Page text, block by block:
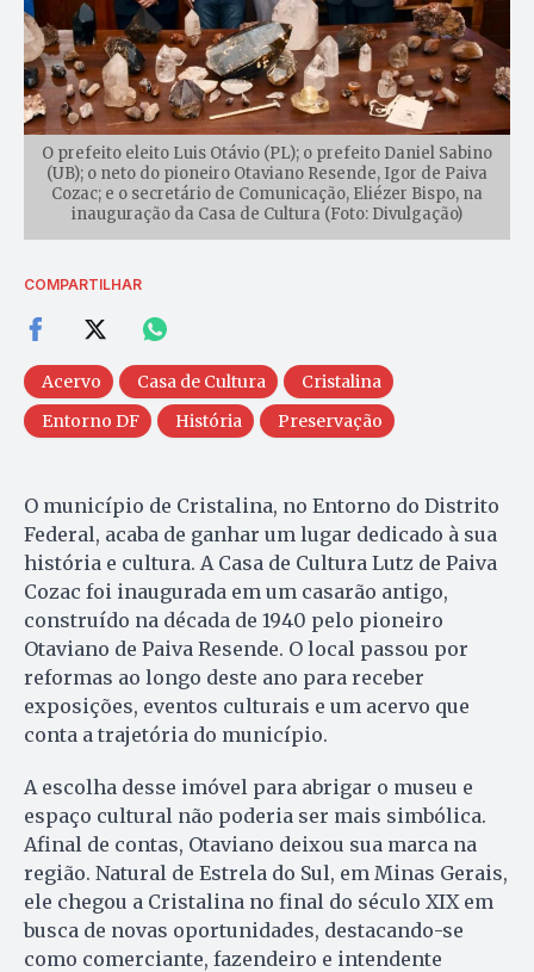
O prefeito eleito Luis Otávio (PL); o prefeito Daniel Sabino
(UB); o neto do pioneiro Otaviano Resende, Igor de Paiva
Cozac; e o secretário de Comunicação, Eliézer Bispo, na
inauguração da Casa de Cultura (Foto: Divulgação)
COMPARTILHAR
Acervo Casa de Cultura
Cristalina
Entorno DF
História Preservação
O município de Cristalina, no Entorno do Distrito
Federal, acaba de ganhar um lugar dedicado à sua
história e cultura. A Casa de Cultura Lutz de Paiva
Cozac foi inaugurada em um casarão antigo,
construído na década de 1940 pelo pioneiro
Otaviano de Paiva Resende. O local passou por
reformas ao longo deste ano para receber
exposições, eventos culturais e um acervo que
conta a trajetória do município.
A escolha desse imóvel para abrigar o museu e
espaço cultural não poderia ser mais simbólica.
Afinal de contas, Otaviano deixou sua marca na
região. Natural de Estrela do Sul, em Minas Gerais,
ele chegou a Cristalina no final do século XIX em
busca de novas oportunidades, destacando-se
como comerciante, fazendeiro e intendente